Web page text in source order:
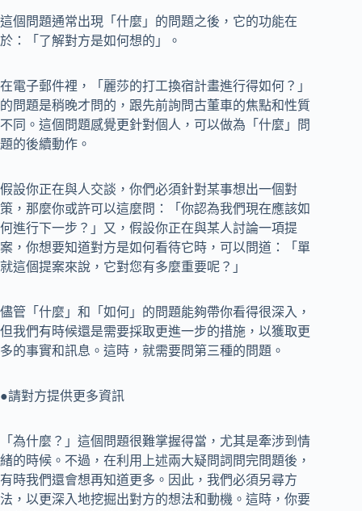
這個問題通常出現「什麼」的問題之後，它的功能在
於：「了解對方是如何想的」。
在電子郵件裡，「麗莎的打工換宿計畫進行得如何？」
的問題是稍晚才問的，跟先前詢問古董車的焦點和性質
不同。這個問題感覺更針對個人，可以做為「什麼」問
題的後續動作。
假設你正在與人交談，你們必須針對某事想出一個對
策，那麼你或許可以這麼問：「你認為我們現在應該如
何進行下一步？」又，假設你正在與某人討論一項提
案，你想要知道對方是如何看待它時，可以問道：「單
就這個提案來說，它對您有多麼重要呢？」
儘管「什麼」和「如何」的問題能夠帶你看得很深入，
但我們有時候還是需要採取更進一步的措施，以獲取更
多的事實和訊息。這時，就需要問第三種的問題。
●請對方提供更多資訊
「為什麼？」這個問題很難掌握得當，尤其是牽涉到情
緒的時候。不過，在利用上述兩大疑問詞問完問題後，
有時我們還會想再知道更多。因此，我們必須另尋方
法，以更深入地挖掘出對方的想法和動機。這時，你要